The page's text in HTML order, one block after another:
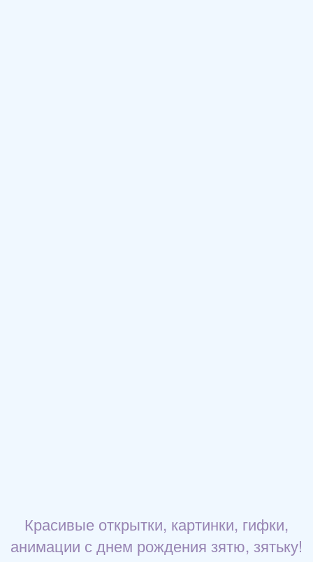
Красивые открытки, картинки, гифки,
анимации с днем рождения зятю, зятьку!